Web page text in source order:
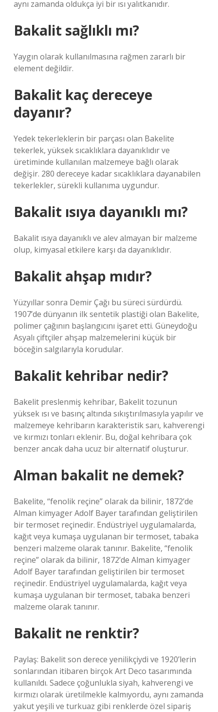
aynı zamanda oldukça iyi bir ısı yalıtkanıdır.
Bakalit sağlıklı mı?
Yaygın olarak kullanılmasına rağmen zararlı bir
element değildir.
Bakalit kaç dereceye
dayanır?
Yedek tekerleklerin bir parçası olan Bakelite
tekerlek, yüksek sıcaklıklara dayanıklıdır ve
üretiminde kullanılan malzemeye bağlı olarak
değişir. 280 dereceye kadar sıcaklıklara dayanabilen
tekerlekler, sürekli kullanıma uygundur.
Bakalit ısıya dayanıklı mı?
Bakalit ısıya dayanıklı ve alev almayan bir malzeme
olup, kimyasal etkilere karşı da dayanıklıdır.
Bakalit ahşap mıdır?
Yüzyıllar sonra Demir Çağı bu süreci sürdürdü.
1907’de dünyanın ilk sentetik plastiği olan Bakelite,
polimer çağının başlangıcını işaret etti. Güneydoğu
Asyalı çiftçiler ahşap malzemelerini küçük bir
böceğin salgılarıyla korudular.
Bakalit kehribar nedir?
Bakelit preslenmiş kehribar, Bakelit tozunun
yüksek ısı ve basınç altında sıkıştırılmasıyla yapılır ve
malzemeye kehribarın karakteristik sarı, kahverengi
ve kırmızı tonları eklenir. Bu, doğal kehribara çok
benzer ancak daha ucuz bir alternatif oluşturur.
Alman bakalit ne demek?
Bakelite, “fenolik reçine” olarak da bilinir, 1872’de
Alman kimyager Adolf Bayer tarafından geliştirilen
bir termoset reçinedir. Endüstriyel uygulamalarda,
kağıt veya kumaşa uygulanan bir termoset, tabaka
benzeri malzeme olarak tanınır. Bakelite, “fenolik
reçine” olarak da bilinir, 1872’de Alman kimyager
Adolf Bayer tarafından geliştirilen bir termoset
reçinedir. Endüstriyel uygulamalarda, kağıt veya
kumaşa uygulanan bir termoset, tabaka benzeri
malzeme olarak tanınır.
Bakalit ne renktir?
Paylaş: Bakelit son derece yenilikçiydi ve 1920’lerin
sonlarından itibaren birçok Art Deco tasarımında
kullanıldı. Sadece çoğunlukla siyah, kahverengi ve
kırmızı olarak üretilmekle kalmıyordu, aynı zamanda
yakut yeşili ve turkuaz gibi renklerde özel sipariş